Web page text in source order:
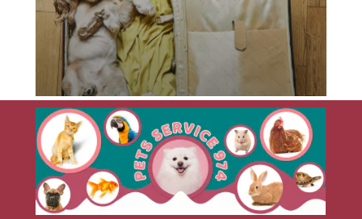
Checklist pratique : que mettre
dans le sac de son chien pour une
pension à La Réunion